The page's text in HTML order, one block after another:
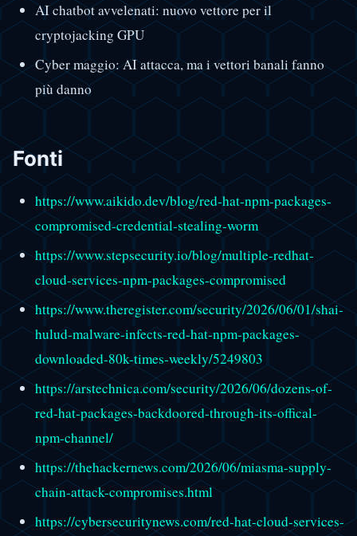
AI chatbot avvelenati: nuovo vettore per il
cryptojacking GPU
Cyber maggio: AI attacca, ma i vettori banali fanno
più danno
Fonti
https://www.aikido.dev/blog/red-hat-npm-packages-
compromised-credential-stealing-worm
https://www.stepsecurity.io/blog/multiple-redhat-
cloud-services-npm-packages-compromised
https://www.theregister.com/security/2026/06/01/shai-
hulud-malware-infects-red-hat-npm-packages-
downloaded-80k-times-weekly/5249803
https://arstechnica.com/security/2026/06/dozens-of-
red-hat-packages-backdoored-through-its-offical-
npm-channel/
https://thehackernews.com/2026/06/miasma-supply-
chain-attack-compromises.html
https://cybersecuritynews.com/red-hat-cloud-services-